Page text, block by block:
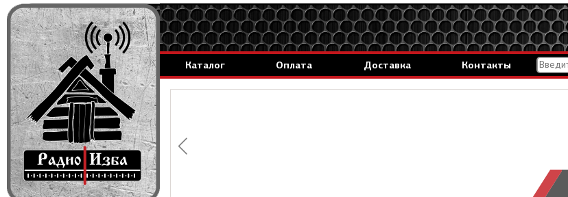
Каталог Оплата Доставка Контакты
генераторы.
за 1 день.